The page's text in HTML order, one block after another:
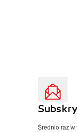
Średnio raz w